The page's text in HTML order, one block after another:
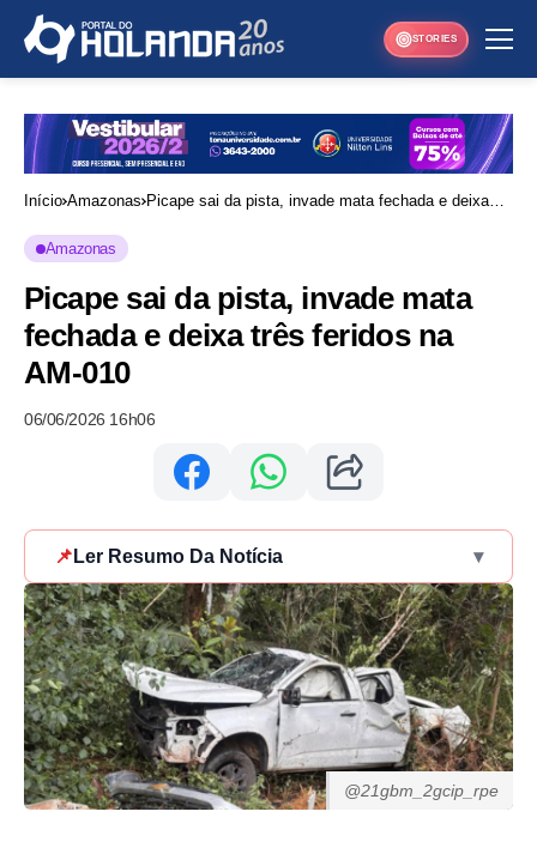
STORIES
Início Amazonas Picape sai da pista, invade mata fechada e deixa
Amazonas
Picape sai da pista, invade mata
fechada e deixa três feridos na
AM-010
06/06/2026 16h06
📌 Ler Resumo Da Notícia ▾
@21gbm_2gcip_rpe